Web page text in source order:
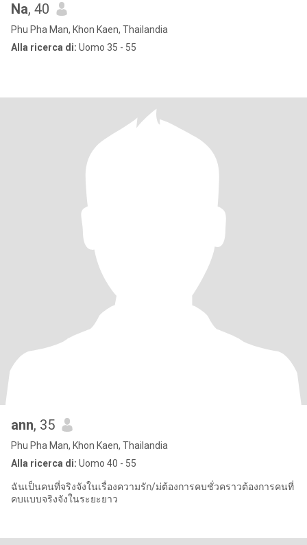
Na, 40
Phu Pha Man, Khon Kaen, Thailandia
Alla ricerca di: Uomo 35 - 55
ann, 35
Phu Pha Man, Khon Kaen, Thailandia
Alla ricerca di: Uomo 40 - 55
ฉันเป็นคนที่จริงจังในเรื่องความรัก/ม่ต้องการคบชั่วคราวต้องการคนที่
คบแบบจริงจังในระยะยาว